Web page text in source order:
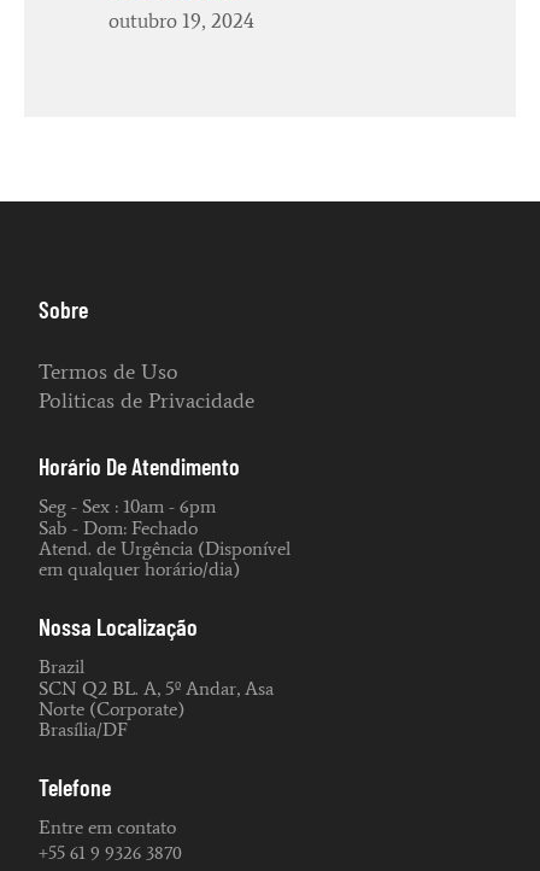
outubro 19, 2024
Sobre
Termos de Uso
Politicas de Privacidade
Horário De Atendimento
Seg - Sex : 10am - 6pm
Sab - Dom: Fechado
Atend. de Urgência (Disponível
em qualquer horário/dia)
Nossa Localização
Brazil
SCN Q2 BL. A, 5º Andar, Asa
Norte (Corporate)
Brasília/DF
Telefone
Entre em contato
+55 61 9 9326 3870